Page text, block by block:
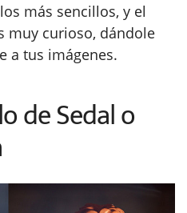
más sencillos, y el
muy curioso, dándole
a tus imágenes.
de Sedal o